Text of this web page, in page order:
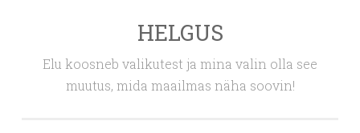
HELGUS
Elu koosneb valikutest ja mina valin olla see
muutus, mida maailmas näha soovin!